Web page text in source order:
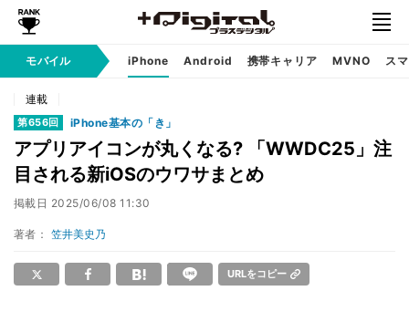
モバイル iPhone Android 携帯キャリア MVNO ス
連載
第656回 iPhone基本の「き」
アプリアイコンが丸くなる? 「WWDC25」注
目される新iOSのウワサまとめ
掲載日 2025/06/08 11:30
著者： 笠井美史乃
URLをコピー